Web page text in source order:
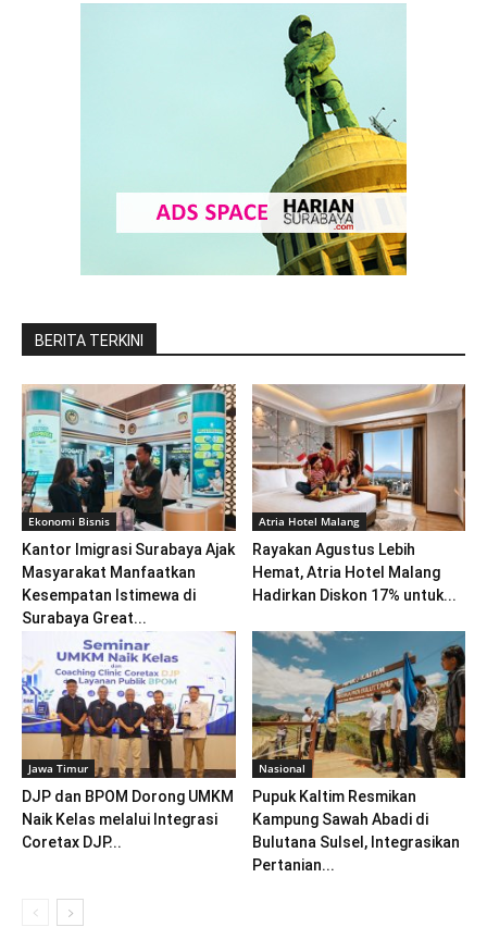
BERITA TERKINI
Ekonomi Bisnis
Kantor Imigrasi Surabaya Ajak
Masyarakat Manfaatkan
Kesempatan Istimewa di
Surabaya Great...
Atria Hotel Malang
Rayakan Agustus Lebih
Hemat, Atria Hotel Malang
Hadirkan Diskon 17% untuk...
Jawa Timur
DJP dan BPOM Dorong UMKM
Naik Kelas melalui Integrasi
Coretax DJP...
Nasional
Pupuk Kaltim Resmikan
Kampung Sawah Abadi di
Bulutana Sulsel, Integrasikan
Pertanian...